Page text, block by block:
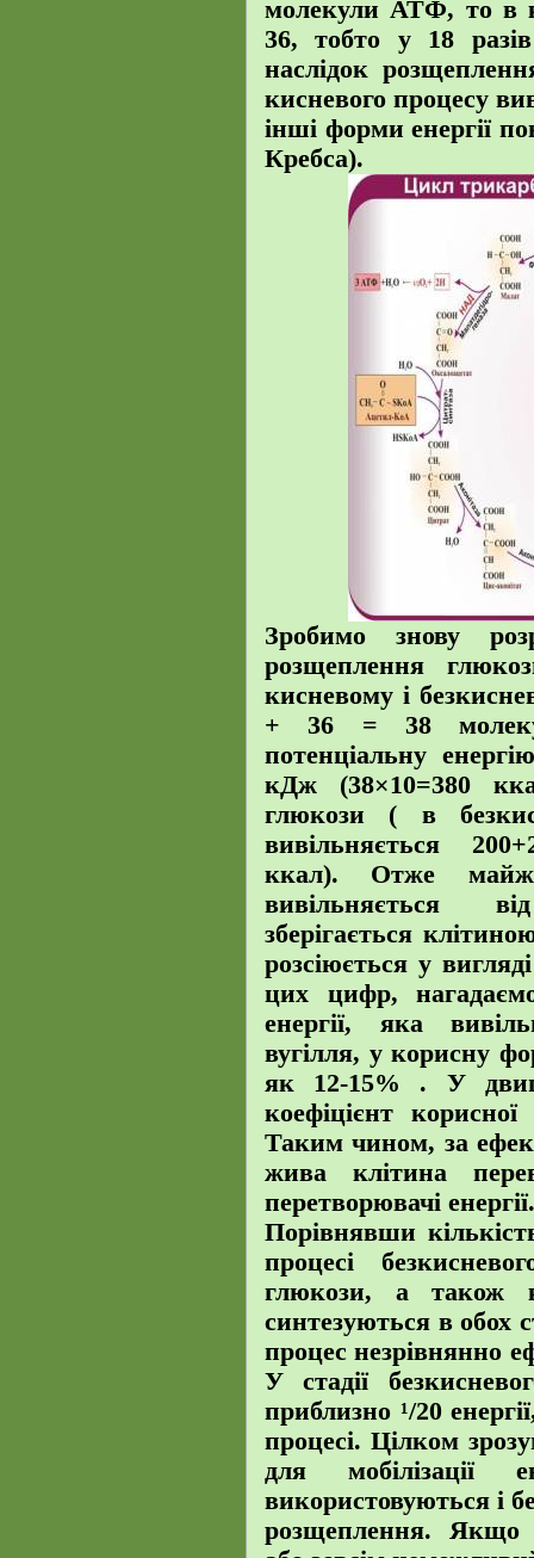
молекули АТФ, то в
36, тобто у 18
наслідок
кисневого процесу
інші форми енергії
Кребса).
Зробимо знову
розщеплення
кисневому і
+ 36 = 38
потенціальну
кДж (38×10=380
глюкози ( в
вивільняється
ккал). Отже
вивільняється
зберігається
розсіюється у
цих цифр,
енергії, яка
вугілля, у корисну
як 12-15% . У
коефіцієнт
Таким чином, за
жива клітина
перетворювачі енергії.
Порівнявши
процесі
глюкози, а також
синтезуються в обох
процес незрівнянно
У стадії
приблизно ¹/20
процесі. Цілком
для мобілізації
використовуються і
розщеплення. Якщо